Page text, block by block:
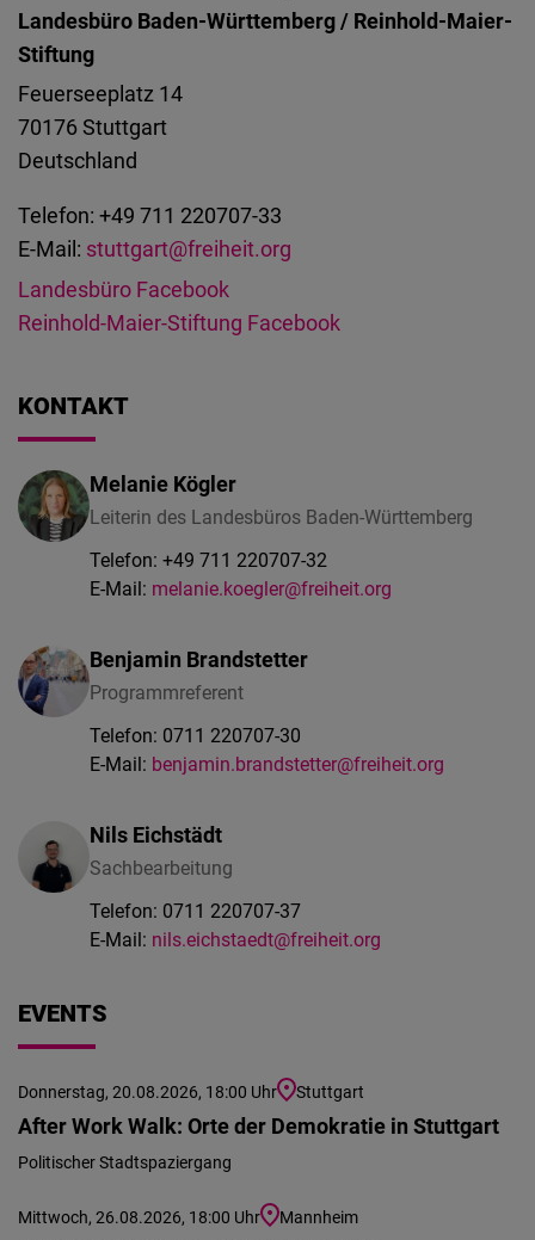
Landesbüro Baden-Württemberg / Reinhold-Maier-
Stiftung
Feuerseeplatz 14
70176Stuttgart
Deutschland
Telefon: +49 711 220707-33
E-Mail: stuttgart@freiheit.org
Landesbüro Facebook
Reinhold-Maier-Stiftung Facebook
KONTAKT
Melanie Kögler
Leiterin des Landesbüros Baden-Württemberg
Telefon: +49 711 220707-32
E-Mail: melanie.koegler@freiheit.org
Benjamin Brandstetter
Programmreferent
Telefon: 0711 220707-30
E-Mail: benjamin.brandstetter@freiheit.org
Nils Eichstädt
Sachbearbeitung
Telefon: 0711 220707-37
E-Mail: nils.eichstaedt@freiheit.org
EVENTS
Donnerstag, 20.08.2026, 18:00 Uhr Stuttgart
After Work Walk: Orte der Demokratie in Stuttgart
Politischer Stadtspaziergang
Mittwoch, 26.08.2026, 18:00 Uhr Mannheim
Typeform
Embed